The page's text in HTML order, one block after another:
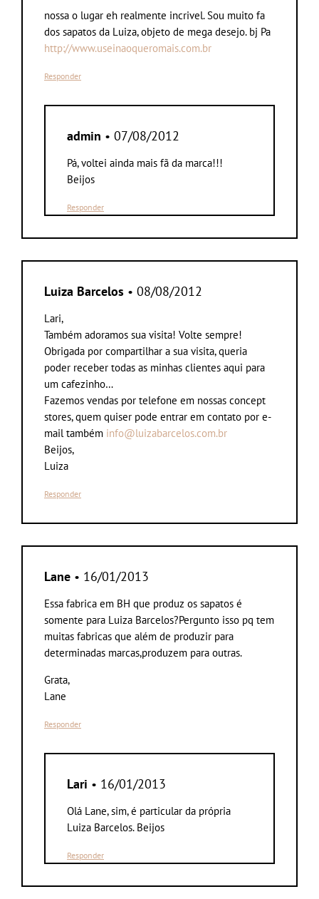
nossa o lugar eh realmente incrivel. Sou muito fa
dos sapatos da Luiza, objeto de mega desejo. bj Pa
http://www.useinaoqueromais.com.br
Responder
admin • 07/08/2012
Pá, voltei ainda mais fã da marca!!!
Beijos
Responder
Luiza Barcelos • 08/08/2012
Lari,
Também adoramos sua visita! Volte sempre!
Obrigada por compartilhar a sua visita, queria
poder receber todas as minhas clientes aqui para
um cafezinho…
Fazemos vendas por telefone em nossas concept
stores, quem quiser pode entrar em contato por e-
mail também info@luizabarcelos.com.br
Beijos,
Luiza
Responder
Lane • 16/01/2013
Essa fabrica em BH que produz os sapatos é
somente para Luiza Barcelos?Pergunto isso pq tem
muitas fabricas que além de produzir para
determinadas marcas,produzem para outras.
Grata,
Lane
Responder
Lari • 16/01/2013
Olá Lane, sim, é particular da própria
Luiza Barcelos. Beijos
Responder